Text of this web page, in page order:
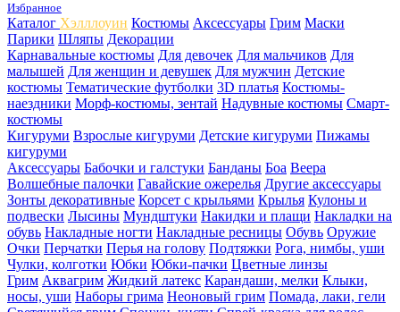
Избранное
Каталог Хэлллоуин Костюмы Аксессуары Грим Маски
Парики Шляпы Декорации
Карнавальные костюмы Для девочек Для мальчиков Для
малышей Для женщин и девушек Для мужчин Детские
костюмы Тематические футболки 3D платья Костюмы-
наездники Морф-костюмы, зентай Надувные костюмы Смарт-
костюмы
Кигуруми Взрослые кигуруми Детские кигуруми Пижамы
кигуруми
Аксессуары Бабочки и галстуки Банданы Боа Веера
Волшебные палочки Гавайские ожерелья Другие аксессуары
Зонты декоративные Корсет с крыльями Крылья Кулоны и
подвески Лысины Мундштуки Накидки и плащи Накладки на
обувь Накладные ногти Накладные ресницы Обувь Оружие
Очки Перчатки Перья на голову Подтяжки Рога, нимбы, уши
Чулки, колготки Юбки Юбки-пачки Цветные линзы
Грим Аквагрим Жидкий латекс Карандаши, мелки Клыки,
носы, уши Наборы грима Неоновый грим Помада, лаки, гели